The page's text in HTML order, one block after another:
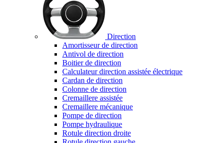
Direction
Amortisseur de direction
Antivol de direction
Boitier de direction
Calculateur direction assistée électrique
Cardan de direction
Colonne de direction
Cremaillere assistée
Cremaillere mécanique
Pompe de direction
Pompe hydraulique
Rotule direction droite